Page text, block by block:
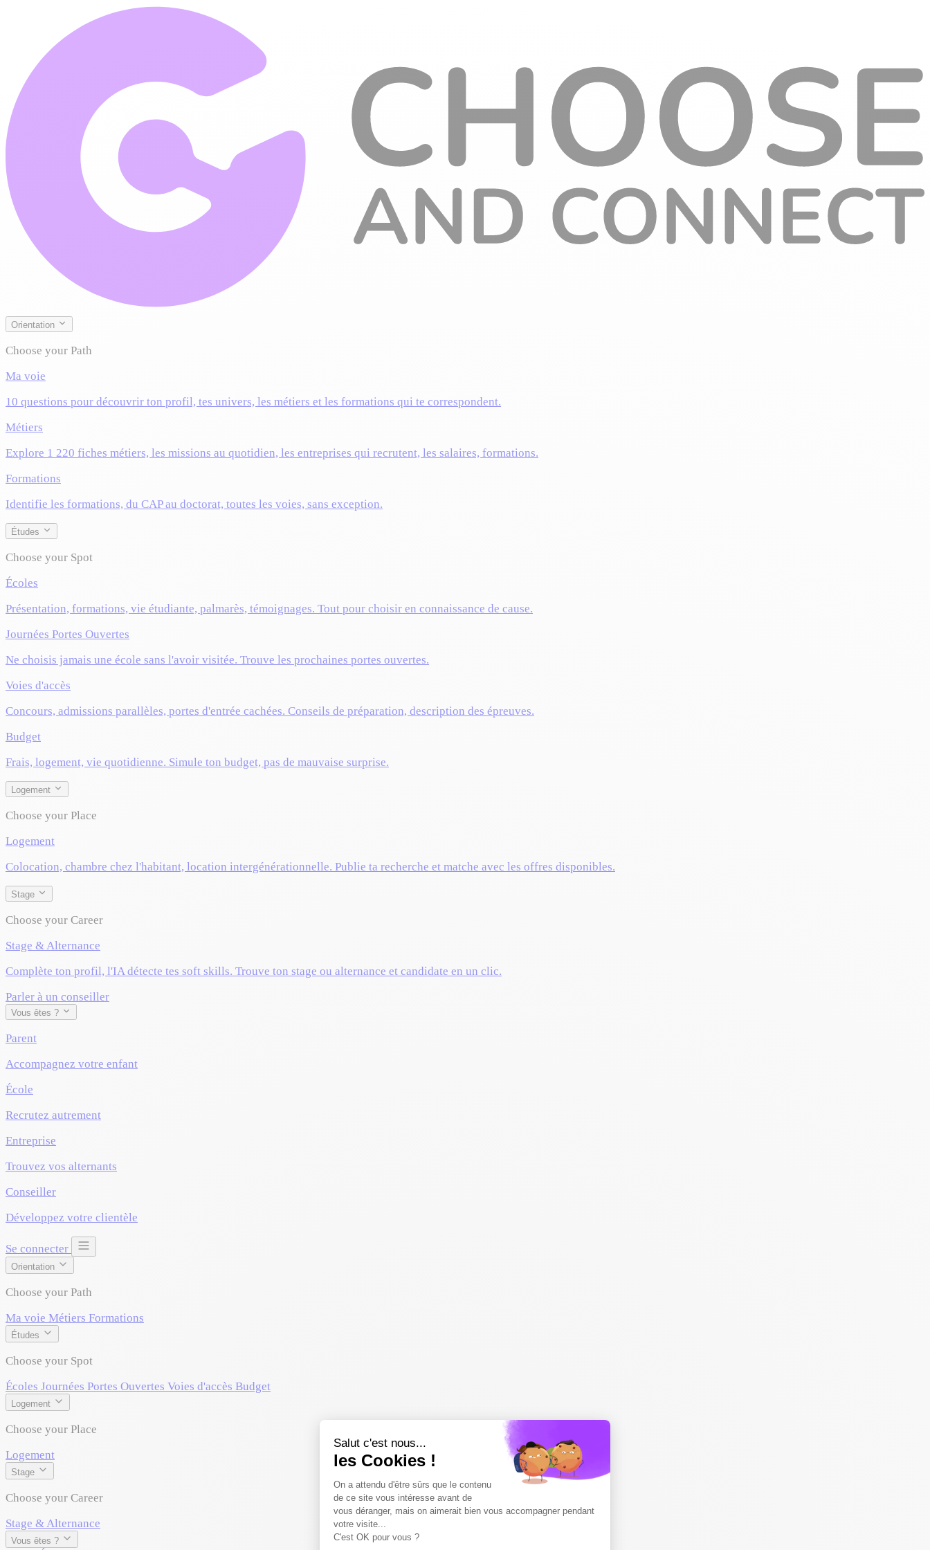
Orientation
Choose your Path
Ma voie
10 questions pour découvrir ton profil, tes univers, les métiers et les formations qui te correspondent.
Métiers
Explore 1 220 fiches métiers, les missions au quotidien, les entreprises qui recrutent, les salaires, formations.
Formations
Identifie les formations, du CAP au doctorat, toutes les voies, sans exception.
Études
Choose your Spot
Écoles
Présentation, formations, vie étudiante, palmarès, témoignages. Tout pour choisir en connaissance de cause.
Journées Portes Ouvertes
Ne choisis jamais une école sans l'avoir visitée. Trouve les prochaines portes ouvertes.
Voies d'accès
Concours, admissions parallèles, portes d'entrée cachées. Conseils de préparation, description des épreuves.
Budget
Frais, logement, vie quotidienne. Simule ton budget, pas de mauvaise surprise.
Logement
Choose your Place
Logement
Colocation, chambre chez l'habitant, location intergénérationnelle. Publie ta recherche et matche avec les offres disponibles.
Stage
Choose your Career
Stage & Alternance
Complète ton profil, l'IA détecte tes soft skills. Trouve ton stage ou alternance et candidate en un clic.
Parler à un conseiller
Vous êtes ?
Parent
Accompagnez votre enfant
École
Recrutez autrement
Entreprise
Trouvez vos alternants
Conseiller
Développez votre clientèle
Se connecter
Orientation
Choose your Path
Ma voie Métiers Formations
Études
Choose your Spot
Écoles Journées Portes Ouvertes Voies d'accès Budget
Logement
Choose your Place
Logement
Stage
Choose your Career
Stage & Alternance
Vous êtes ?